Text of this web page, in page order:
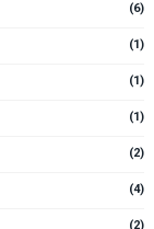
(6)
(1)
(1)
(1)
(2)
(4)
(2)